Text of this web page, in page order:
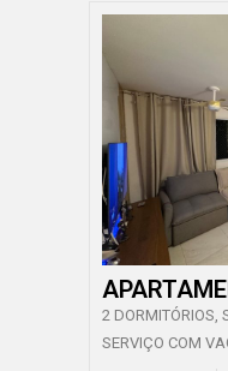
2 DORMITÓRIOS,
SERVIÇO COM